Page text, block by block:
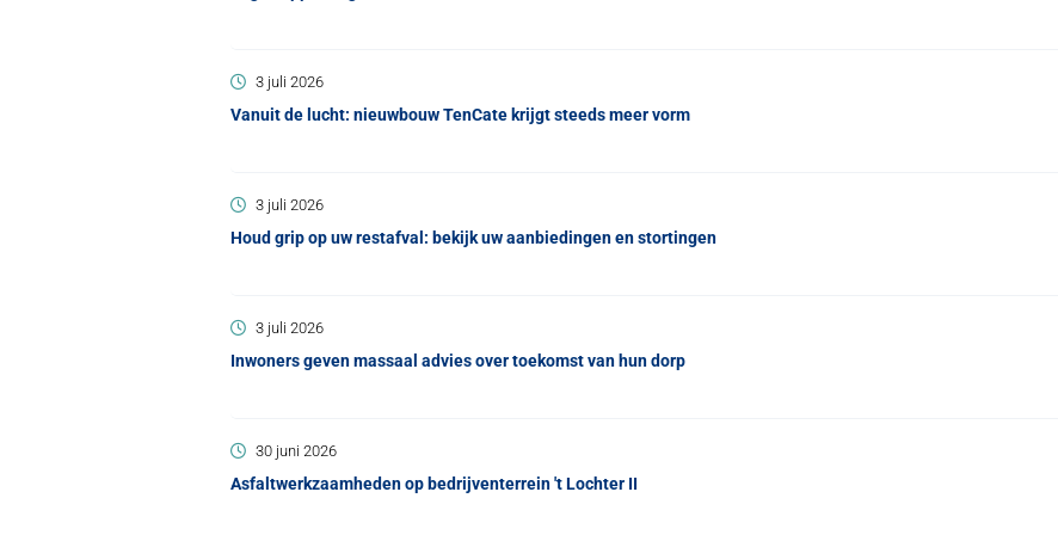
Vanuit de lucht: nieuwbouw TenCate krijgt steeds meer vorm
3 juli 2026
Houd grip op uw restafval: bekijk uw aanbiedingen en stortingen
3 juli 2026
Inwoners geven massaal advies over toekomst van hun dorp
3 juli 2026
Asfaltwerkzaamheden op bedrijventerrein 't Lochter II
30 juni 2026